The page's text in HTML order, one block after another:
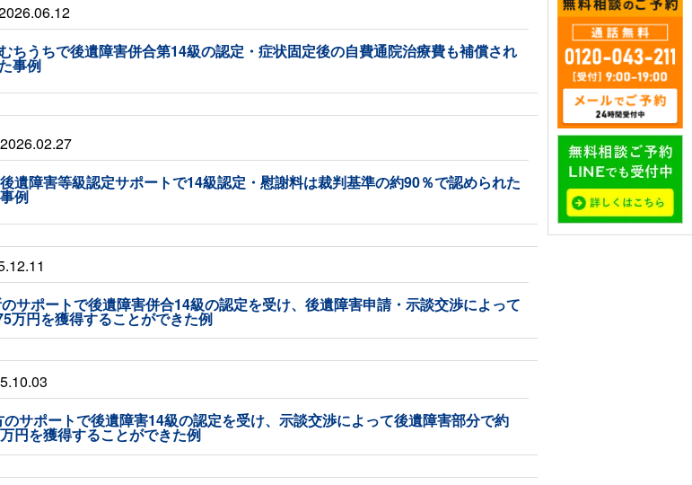
ちうちで後遺障害併合第14級の認定・症状固定後の自費通院治療費も補償され
た事例
2026.02.27
後遺障害等級認定サポートで14級認定・慰謝料は裁判基準の約90％で認められた
事例
サポートで後遺障害併合14級の認定を受け、後遺障害申請・示談交渉によって
万円を獲得することができた例
のサポートで後遺障害14級の認定を受け、示談交渉によって後遺障害部分で約
円を獲得することができた例